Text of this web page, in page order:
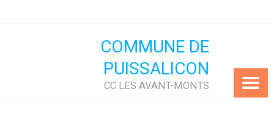
COMMUNE DE
PUISSALICON
CC LES AVANT-MONTS